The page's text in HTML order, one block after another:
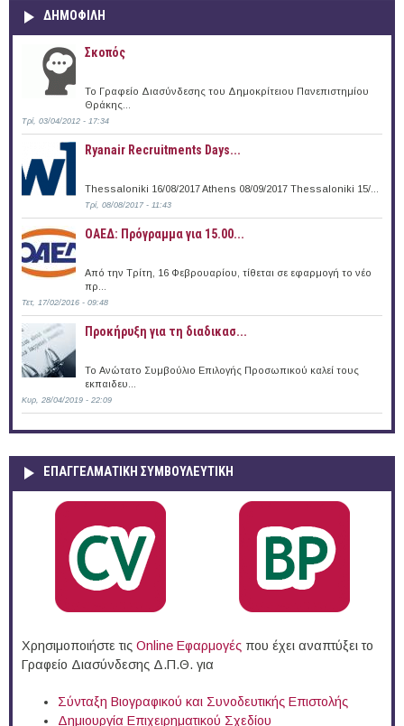
ΔΗΜΟΦΙΛΗ
Σκοπός
Το Γραφείο Διασύνδεσης του Δημοκρίτειου Πανεπιστημίου
Θράκης...
Τρί, 03/04/2012 - 17:34
Ryanair Recruitments Days...
Thessaloniki 16/08/2017 Athens 08/09/2017 Thessaloniki 15/...
Τρί, 08/08/2017 - 11:43
ΟΑΕΔ: Πρόγραμμα για 15.00...
Από την Τρίτη, 16 Φεβρουαρίου, τίθεται σε εφαρμογή το νέο
πρ...
Τετ, 17/02/2016 - 09:48
Προκήρυξη για τη διαδικασ...
Το Ανώτατο Συμβούλιο Επιλογής Προσωπικού καλεί τους
εκπαιδευ...
Κυρ, 28/04/2019 - 22:09
ΕΠΑΓΓΕΛΜΑΤΙΚΉ ΣΥΜΒΟΥΛΕΥΤΙΚΉ
Χρησιμοποιήστε τις Online Eφαρμογές που έχει αναπτύξει το
Γραφείο Διασύνδεσης Δ.Π.Θ. για
Σύνταξη Βιογραφικού και Συνοδευτικής Επιστολής
Δημιουργία Επιχειρηματικού Σχεδίου